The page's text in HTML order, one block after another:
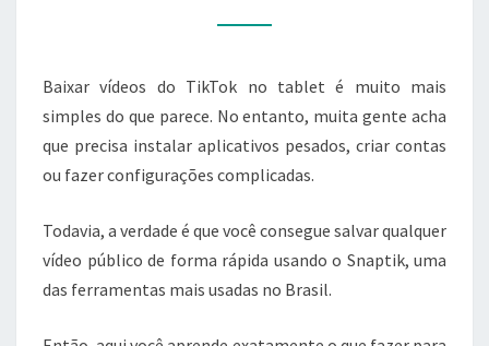
NO
USANDO
SNAPTIK
Baixar vídeos do TikTok no tablet é muito mais
simples do que parece. No entanto, muita gente acha
que precisa instalar aplicativos pesados, criar contas
ou fazer configurações complicadas.
Todavia, a verdade é que você consegue salvar qualquer
vídeo público de forma rápida usando o Snaptik, uma
das ferramentas mais usadas no Brasil.